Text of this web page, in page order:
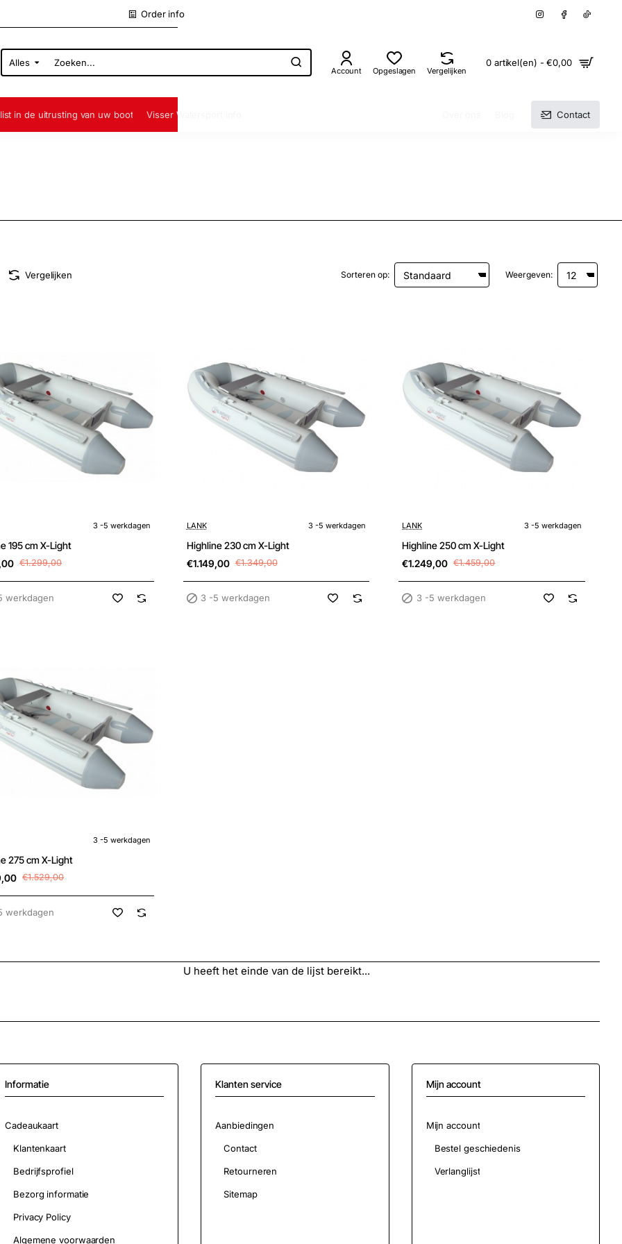
Order info
Alles
Zoeken... Account Opgeslagen Vergelijken
0 artikel(en) - €0,00
in de uitrusting van uw boot Visser Watersport info Contact
Vergelijken Sorteren op: Weergeven:
3 -5 werkdagen
Highline 195 cm X-Light
€1.299,00
werkdagen
Sale
3 -5 werkdagen
LANK 3 -5 werkdagen
Highline 230 cm X-Light
€1.149,00 €1.349,00
3 -5 werkdagen
Sale
3 -5 werkdagen
LANK 3 -5 werkdagen
Highline 250 cm X-Light
€1.249,00 €1.459,00
3 -5 werkdagen
3 -5 werkdagen
Highline 275 cm X-Light
€1.529,00
werkdagen
U heeft het einde van de lijst bereikt...
Informatie
Cadeaukaart
Klantenkaart
Bedrijfsprofiel
Bezorg informatie
Privacy Policy
Algemene voorwaarden
Klanten service
Aanbiedingen
Contact
Retourneren
Sitemap
Mijn account
Mijn account
Bestel geschiedenis
Verlanglijst